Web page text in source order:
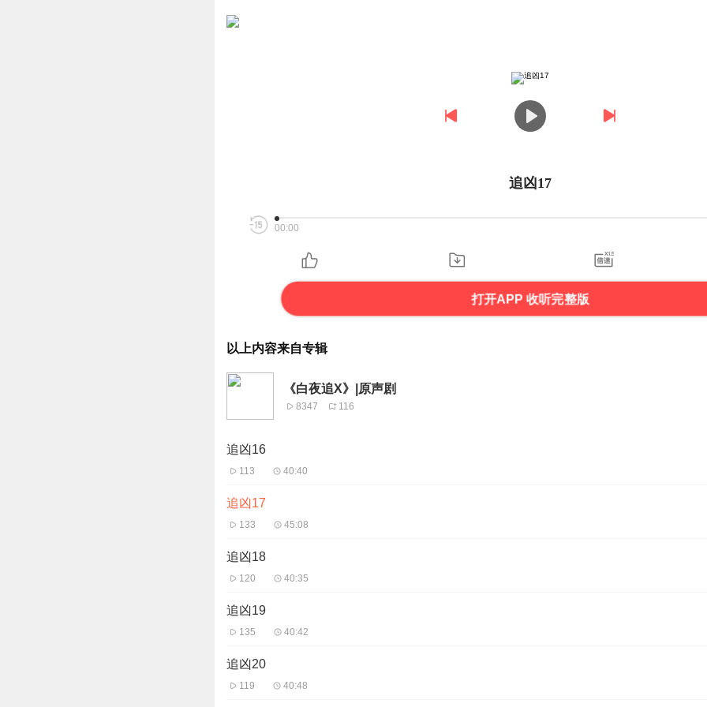
追凶17
00:00
打开APP 收听完整版
以上内容来自专辑
《白夜追X》|原声剧
8347 116
追凶16
113 40:40
追凶17
133 45:08
追凶18
120 40:35
追凶19
135 40:42
追凶20
119 40:48